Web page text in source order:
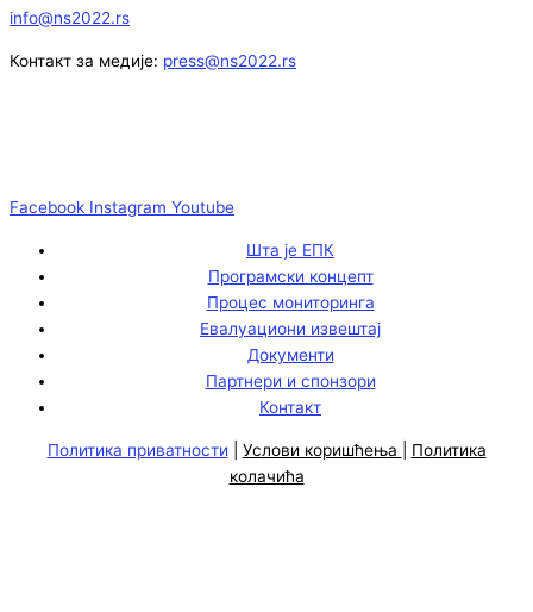
info@ns2022.rs
Контакт за медије: press@ns2022.rs
Facebook Instagram Youtube
Шта је ЕПК
Програмски концепт
Процес мониторинга
Евалуациони извештај
Документи
Партнери и спонзори
Контакт
Политика приватности Услови коришћења
Политика
колачића